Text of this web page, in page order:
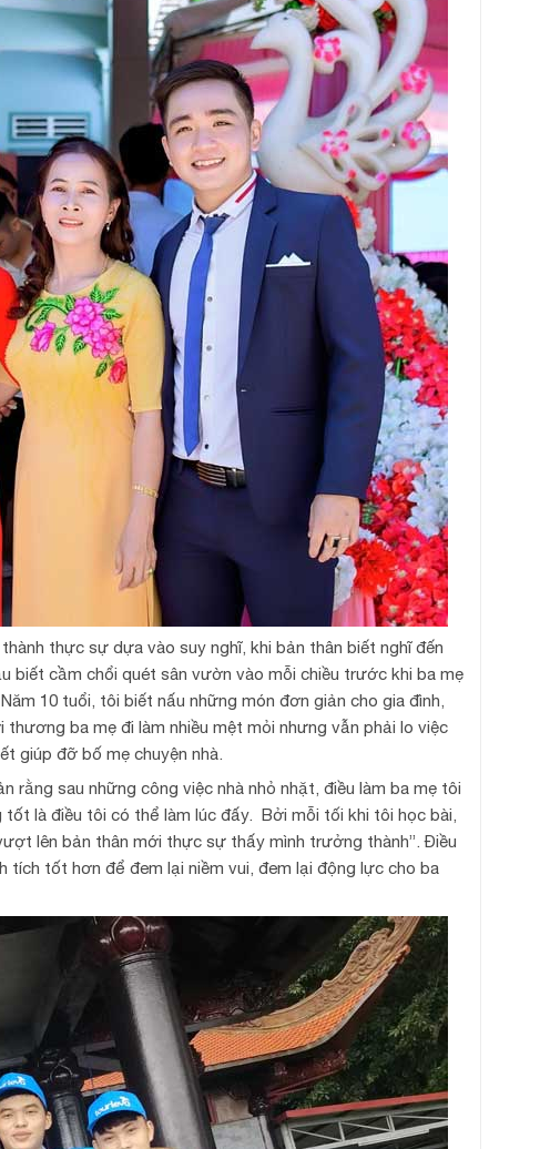
thực sự dựa vào suy nghĩ, khi bản thân biết nghĩ đến
biết cầm chổi quét sân vườn vào mỗi chiều trước khi ba mẹ
10 tuổi, tôi biết nấu những món đơn giản cho gia đình,
ba mẹ đi làm nhiều mệt mỏi nhưng vẫn phải lo việc
giúp đỡ bố mẹ chuyện nhà.
sau những công việc nhà nhỏ nhặt, điều làm ba mẹ tôi
là điều tôi có thể làm lúc đấy. Bởi mỗi tối khi tôi học bài,
lên bản thân mới thực sự thấy mình trưởng thành”. Điều
tốt hơn để đem lại niềm vui, đem lại động lực cho ba